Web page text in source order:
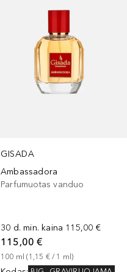
GISADA
Ambassadora
Parfumuotas vanduo
30 d. min. kaina 115,00 €
115,00 €
100 ml (1,15 € / 1 ml)